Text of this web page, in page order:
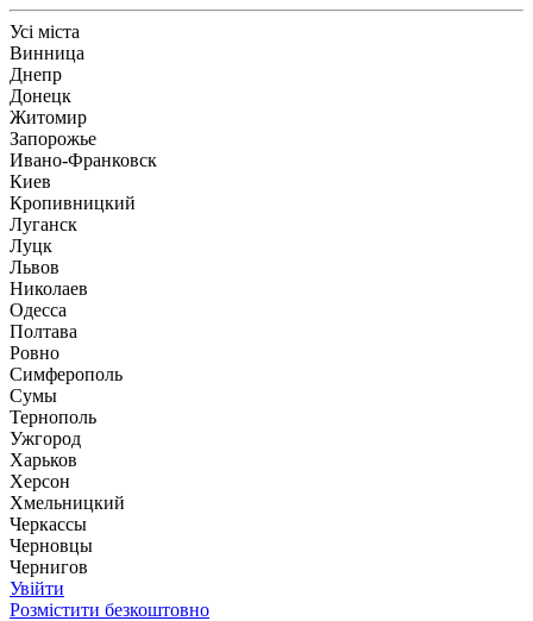
Усі міста
Винница
Днепр
Донецк
Житомир
Запорожье
Ивано-Франковск
Киев
Кропивницкий
Луганск
Луцк
Львов
Николаев
Одесса
Полтава
Ровно
Симферополь
Сумы
Тернополь
Ужгород
Харьков
Херсон
Хмельницкий
Черкассы
Чернoвцы
Чернигов
Увійти
Розмістити безкоштовно